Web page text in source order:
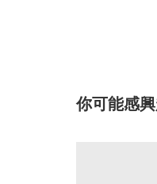
你可能感